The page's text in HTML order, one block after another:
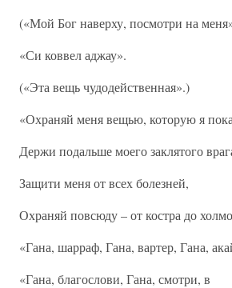
(«Мой Бог наверху, посмотри на
«Си коввел аджау».
(«Эта вещь чудодейственная».)
«Охраняй меня вещью, которую я
Держи подальше моего заклятого
Защити меня от всех болезней,
Охраняй повсюду – от костра до
«Гана, шарраф, Гана, вартер, Гана,
«Гана, благослови, Гана, смотри, в